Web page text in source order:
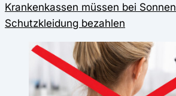
Krankenkassen müssen bei
Schutzkleidung bezahlen